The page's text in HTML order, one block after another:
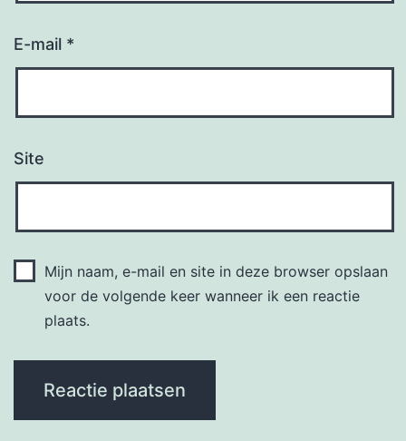
E-mail *
Site
Mijn naam, e-mail en site in deze browser opslaan
voor de volgende keer wanneer ik een reactie
plaats.